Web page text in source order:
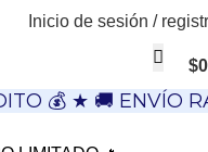
Inicio de sesión /
$0
💰 ★ 🚚 ENVÍO